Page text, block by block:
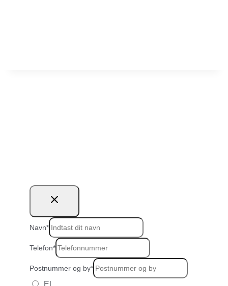
Navn*
Telefon*
Postnummer og by*
El